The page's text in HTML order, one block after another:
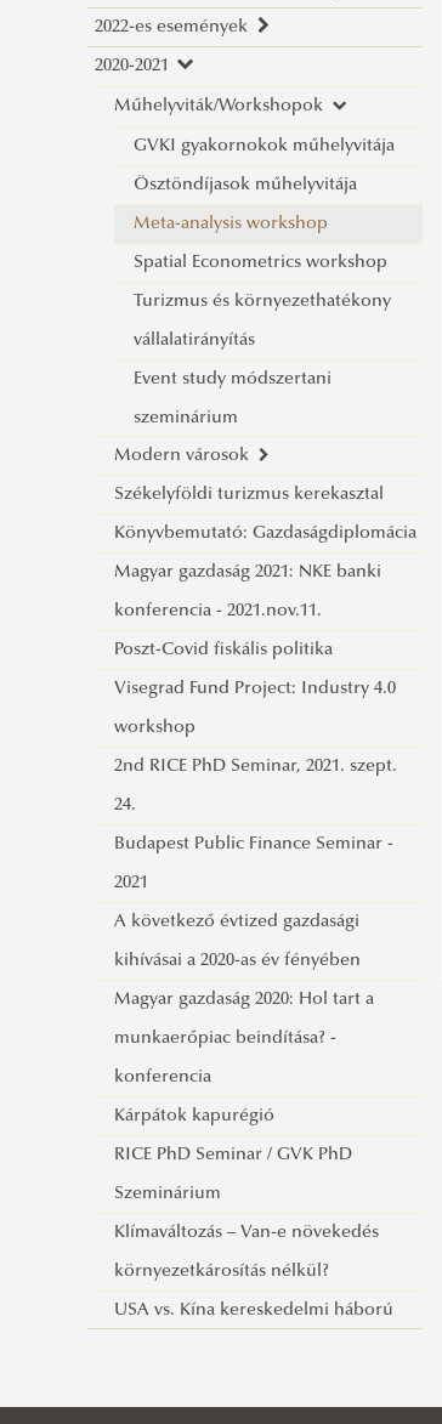
2022-es események
Gazdasági bizonytalanság -
konferencia
Klímaváltozás hatása Budapestre
Ukrainian war & monetary dilemmas -
prof Lacina
Book launch workshop
3rd RICE PhD Seminar
Pénzpiaci esték
Kriptotőzsde kerekasztal
Tőzsdei trendek
Monetáris döntések a tőzsdei
folyamatok mögött
Digitális önkormányzatok
Digitális önkormányzatok I.
Digitális önkormányzatok II.
Ludovika könyvbemutató - Halmai
Péter
2020-2021
Műhelyviták/Workshopok
GVKI gyakornokok műhelyvitája
Ösztöndíjasok műhelyvitája
Meta-analysis workshop
Spatial Econometrics workshop
Turizmus és környezethatékony
vállalatirányítás
Event study módszertani
szeminárium
Modern városok
Modern városok sorozat, október
A XXI. század Budapestje
MODERN VÁROSOK május
MODERN VÁROSOK április
Székelyföldi turizmus kerekasztal
Könyvbemutató: Gazdaságdiplomácia
Magyar gazdaság 2021: NKE banki
konferencia - 2021.nov.11.
Poszt-Covid fiskális politika
Visegrad Fund Project: Industry 4.0
workshop
2nd RICE PhD Seminar, 2021. szept.
24.
Budapest Public Finance Seminar -
2021
A következő évtized gazdasági
kihívásai a 2020-as év fényében
Magyar gazdaság 2020: Hol tart a
munkaerőpiac beindítása? -
konferencia
Kárpátok kapurégió
RICE PhD Seminar / GVK PhD
Szeminárium
Klímaváltozás – Van-e növekedés
környezetkárosítás nélkül?
USA vs. Kína kereskedelmi háború